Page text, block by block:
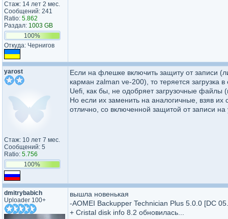
Стаж: 14 лет 2 мес.
Сообщений: 241
Ratio: 5.862
Раздал: 1003 GB
100%
Откуда: Чернигов
yarost
Стаж: 10 лет 7 мес.
Сообщений: 5
Ratio: 5.756
100%
Если на флешке включить защиту от записи
карман zalman ve-200), то теряется загрузка
Uefi, как бы, не одобряет загрузочные файлы
Но если их заменить на аналогичные, взяв их
отлично, со включенной защитой от записи
dmitrybabich
Uploader 100+
вышла новенькая
-AOMEI Backupper Technician Plus 5.0.0 [DC
+ Cristal disk info 8.2 обновилась...